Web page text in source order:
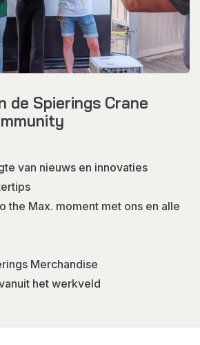
de Spierings Crane
van nieuws en innovaties
the Max. moment met ons en alle
Merchandise
het werkveld